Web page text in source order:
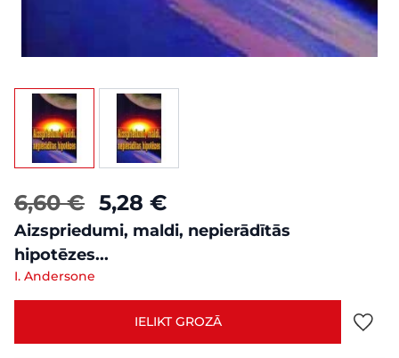
View larger imageView larger image
6,60 € 5,28 €
Aizspriedumi, maldi, nepierādītās
hipotēzes...
I. Andersone
IELIKT GROZĀ